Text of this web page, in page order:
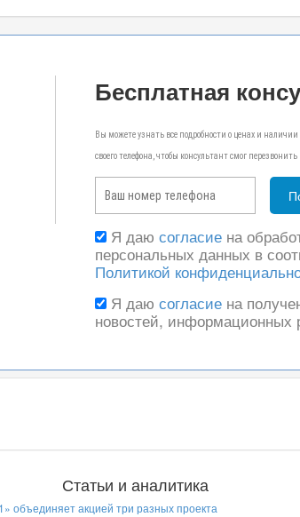
Бесплатная
Вы можете узнать все подробности о ценах и
своего телефона, чтобы консультант смог
Я даю согласиена
персональных данных в
Политикой
Я даю согласиена
новостей, информационных
Статьи и аналитика
объединяет акцией три разных проекта